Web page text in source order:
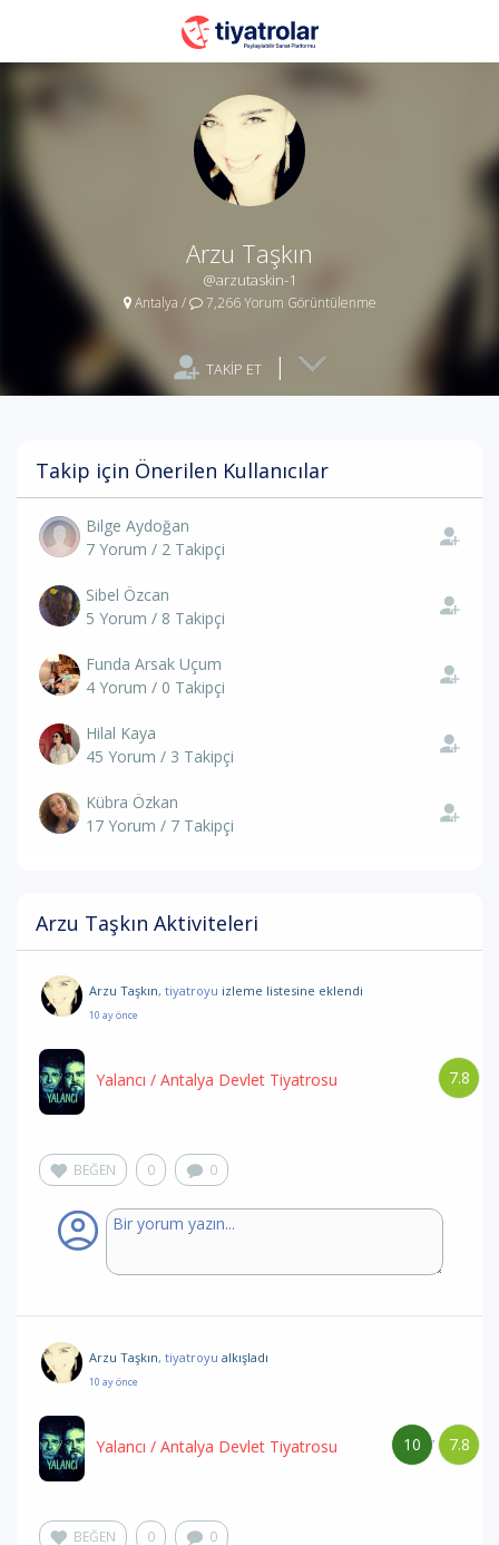
Arzu Taşkın
@arzutaskin-1
Antalya / 7,266 Yorum Görüntülenme
TAKİP ET |
Takip için Önerilen Kullanıcılar
Bilge Aydoğan
7 Yorum / 2 Takipçi
Sibel Özcan
5 Yorum / 8 Takipçi
Funda Arsak Uçum
4 Yorum / 0 Takipçi
Hilal Kaya
45 Yorum / 3 Takipçi
Kübra Özkan
17 Yorum / 7 Takipçi
Arzu Taşkın Aktiviteleri
Arzu Taşkın, tiyatroyu izleme listesine eklendi
10 ay önce
7.8
Yalancı / Antalya Devlet Tiyatrosu
BEĞEN 0 0
Arzu Taşkın, tiyatroyu alkışladı
10 ay önce
7.8
/
10
Yalancı / Antalya Devlet Tiyatrosu
BEĞEN 0 0